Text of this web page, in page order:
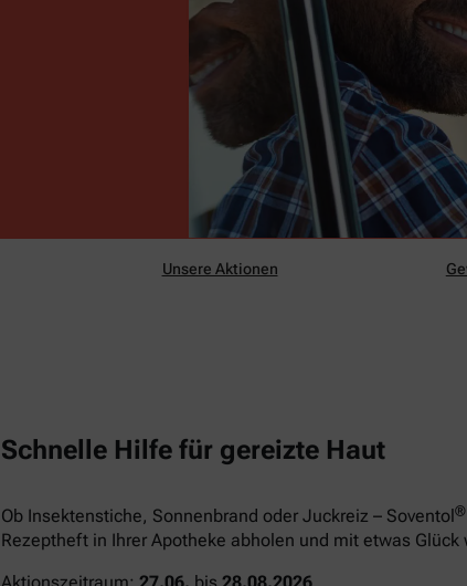
Unsere Aktionen
Schnelle Hilfe für gereizte Haut
Ob Insektenstiche, Sonnenbrand oder Juckreiz – Soventol®
Rezeptheft in Ihrer Apotheke abholen und mit etwas